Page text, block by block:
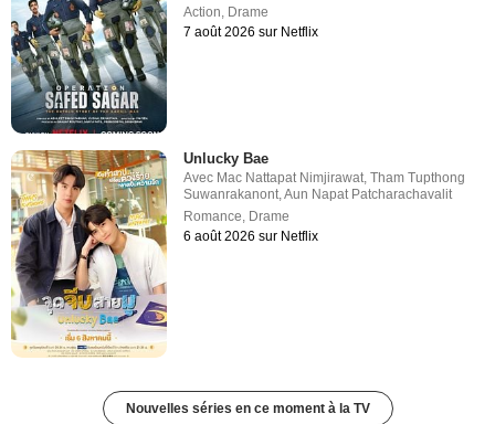
Action Drame
7 août 2026 sur Netflix
Unlucky Bae
Avec Mac Nattapat Nimjirawat,Tham Tupthong
Suwanrakanont,Aun Napat Patcharachavalit
Romance, Drame
6 août 2026 sur Netflix
Nouvelles séries en ce moment à la TV